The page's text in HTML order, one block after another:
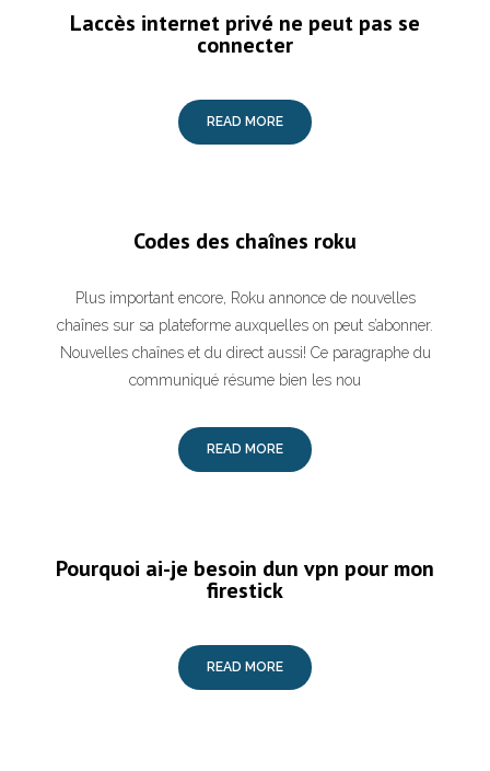
Laccès internet privé ne peut pas se
connecter
READ MORE
Codes des chaînes roku
Plus important encore, Roku annonce de nouvelles
chaînes sur sa plateforme auxquelles on peut s’abonner.
Nouvelles chaînes et du direct aussi! Ce paragraphe du
communiqué résume bien les nou
READ MORE
Pourquoi ai-je besoin dun vpn pour mon
firestick
READ MORE